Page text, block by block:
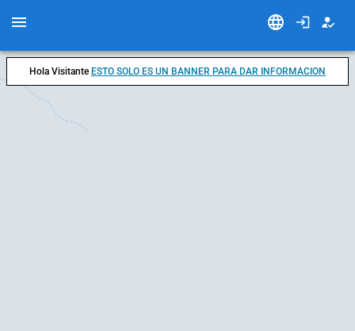
Hola Visitante ESTO SOLO ES UN BANNER PARA DAR INFORMACION